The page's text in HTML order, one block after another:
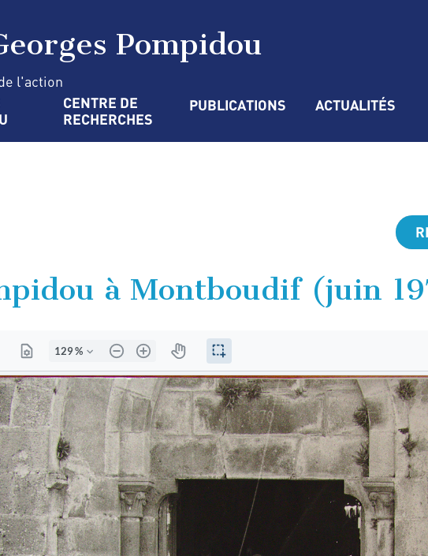
Pompidou
l'action
CENTRE DE
RECHERCHES
PUBLICATIONS ACTUALITÉS
à Montboudif (juin